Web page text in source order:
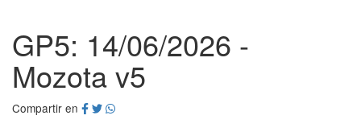
GP5: 14/06/2026 -
Mozota v5
Compartir en